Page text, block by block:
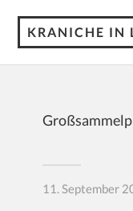
KRANICHE IN
11. September